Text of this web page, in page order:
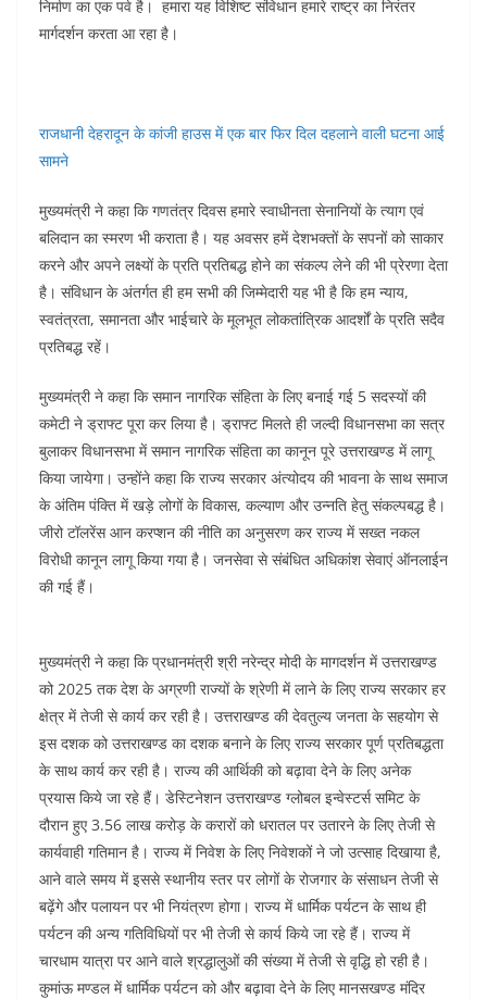
निर्माण का एक पर्व है। हमारा यह विशिष्ट संविधान हमारे राष्ट्र का निरंतर
मार्गदर्शन करता आ रहा है।
राजधानी देहरादून के कांजी हाउस में एक बार फिर दिल दहलाने वाली घटना आई
सामने
मुख्यमंत्री ने कहा कि गणतंत्र दिवस हमारे स्वाधीनता सेनानियों के त्याग एवं
बलिदान का स्मरण भी कराता है। यह अवसर हमें देशभक्तों के सपनों को साकार
करने और अपने लक्ष्यों के प्रति प्रतिबद्ध होने का संकल्प लेने की भी प्रेरणा देता
है। संविधान के अंतर्गत ही हम सभी की जिम्मेदारी यह भी है कि हम न्याय,
स्वतंत्रता, समानता और भाईचारे के मूलभूत लोकतांत्रिक आदर्शों के प्रति सदैव
प्रतिबद्ध रहें।
मुख्यमंत्री ने कहा कि समान नागरिक संहिता के लिए बनाई गई 5 सदस्यों की
कमेटी ने ड्राफ्ट पूरा कर लिया है। ड्राफ्ट मिलते ही जल्दी विधानसभा का सत्र
बुलाकर विधानसभा में समान नागरिक संहिता का कानून पूरे उत्तराखण्ड में लागू
किया जायेगा। उन्होंने कहा कि राज्य सरकार अंत्योदय की भावना के साथ समाज
के अंतिम पंक्ति में खड़े लोगों के विकास, कल्याण और उन्नति हेतु संकल्पबद्ध है।
जीरो टॉलरेंस आन करप्शन की नीति का अनुसरण कर राज्य में सख्त नकल
विरोधी कानून लागू किया गया है। जनसेवा से संबंधित अधिकांश सेवाएं ऑनलाईन
की गई हैं।
मुख्यमंत्री ने कहा कि प्रधानमंत्री श्री नरेन्द्र मोदी के मागदर्शन में उत्तराखण्ड
को 2025 तक देश के अग्रणी राज्यों के श्रेणी में लाने के लिए राज्य सरकार हर
क्षेत्र में तेजी से कार्य कर रही है। उत्तराखण्ड की देवतुल्य जनता के सहयोग से
इस दशक को उत्तराखण्ड का दशक बनाने के लिए राज्य सरकार पूर्ण प्रतिबद्धता
के साथ कार्य कर रही है। राज्य की आर्थिकी को बढ़ावा देने के लिए अनेक
प्रयास किये जा रहे हैं। डेस्टिनेशन उत्तराखण्ड ग्लोबल इन्वेस्टर्स समिट के
दौरान हुए 3.56 लाख करोड़ के करारों को धरातल पर उतारने के लिए तेजी से
कार्यवाही गतिमान है। राज्य में निवेश के लिए निवेशकों ने जो उत्साह दिखाया है,
आने वाले समय में इससे स्थानीय स्तर पर लोगों के रोजगार के संसाधन तेजी से
बढ़ेंगे और पलायन पर भी नियंत्रण होगा। राज्य में धार्मिक पर्यटन के साथ ही
पर्यटन की अन्य गतिविधियों पर भी तेजी से कार्य किये जा रहे हैं। राज्य में
चारधाम यात्रा पर आने वाले श्रद्धालुओं की संख्या में तेजी से वृद्धि हो रही है।
कुमांऊ मण्डल में धार्मिक पर्यटन को और बढ़ावा देने के लिए मानसखण्ड मंदिर